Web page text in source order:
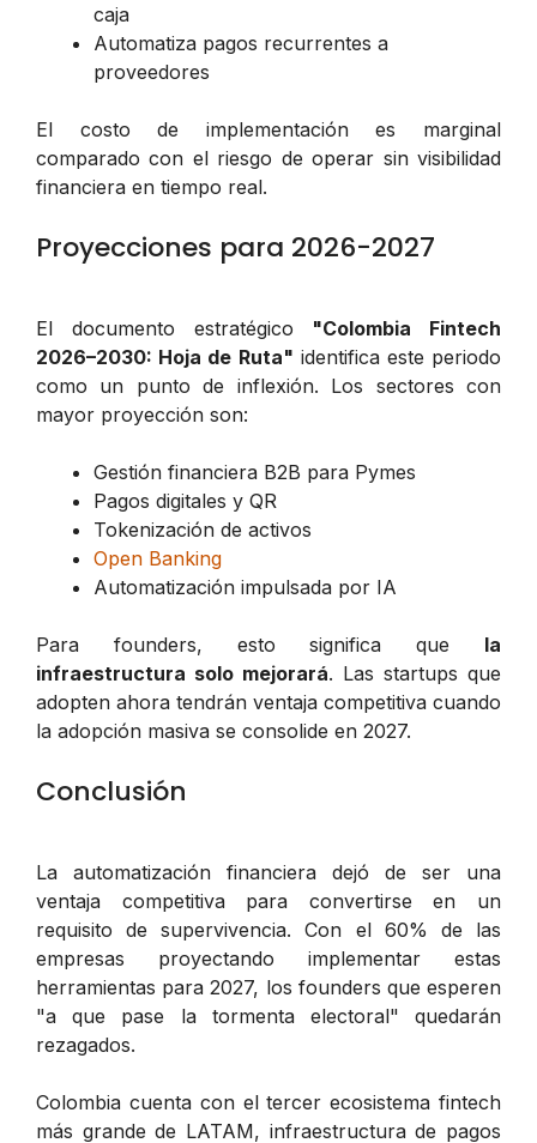
caja
Automatiza pagos recurrentes a
proveedores
El costo de implementación es marginal
comparado con el riesgo de operar sin visibilidad
financiera en tiempo real.
Proyecciones para 2026-2027
El documento estratégico "Colombia Fintech
2026–2030: Hoja de Ruta" identifica este periodo
como un punto de inflexión. Los sectores con
mayor proyección son:
Gestión financiera B2B para Pymes
Pagos digitales y QR
Tokenización de activos
Open Banking
Automatización impulsada por IA
Para founders, esto significa que la
infraestructura solo mejorará. Las startups que
adopten ahora tendrán ventaja competitiva cuando
la adopción masiva se consolide en 2027.
Conclusión
La automatización financiera dejó de ser una
ventaja competitiva para convertirse en un
requisito de supervivencia. Con el 60% de las
empresas proyectando implementar estas
herramientas para 2027, los founders que esperen
"a que pase la tormenta electoral" quedarán
rezagados.
Colombia cuenta con el tercer ecosistema fintech
más grande de LATAM, infraestructura de pagos